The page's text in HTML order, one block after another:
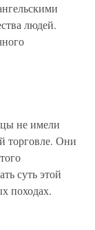
людей.
не имели
торговле. Они
суть этой
походах.